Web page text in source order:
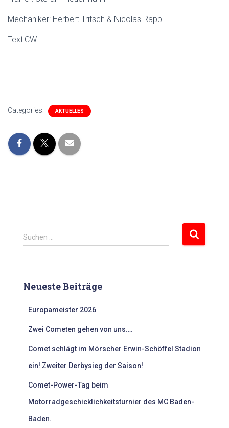
Mechaniker: Herbert Tritsch & Nicolas Rapp
Text:CW
Categories: AKTUELLES
S
u
n
Suchen …
Neueste Beiträge
Europameister 2026
Zwei Cometen gehen von uns….
Comet schlägt im Mörscher Erwin-Schöffel Stadion
ein! Zweiter Derbysieg der Saison!
Comet-Power-Tag beim
Motorradgeschicklichkeitsturnier des MC Baden-
Baden.